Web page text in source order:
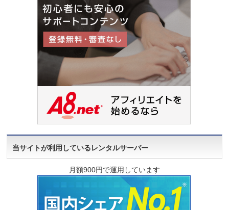
当サイトが利用しているレンタルサーバー
月額900円で運用しています